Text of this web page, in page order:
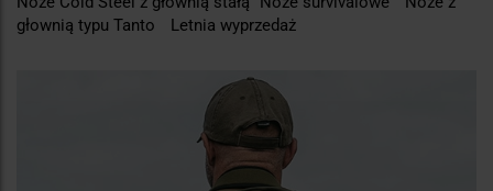
głownią typu Tanto
Letnia wyprzedaż